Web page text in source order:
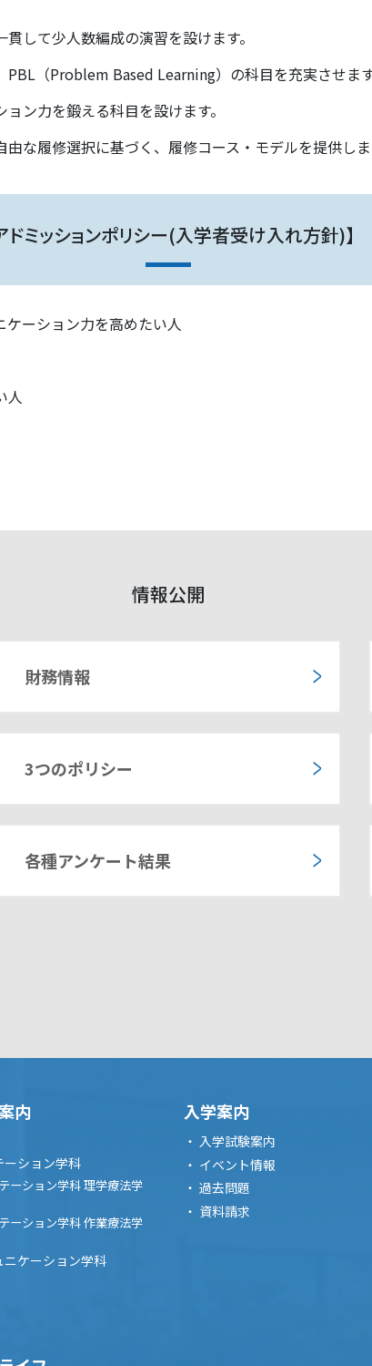
して少人数編成の演習を設けます。
PBL（Problem Based Learning）の科目を充実させま
ン力を鍛える科目を設けます。
な履修選択に基づく、履修コース・モデルを提供し
ドミッションポリシー(入学者受け入れ方針)】
ーション力を高めたい人
人
情報公開
財務情報
3つのポリシー
各種アンケート結果
内
ーション学科
ーション学科 理学療法学
ーション学科 作業療法学
ニケーション学科
入学案内
入学試験案内
イベント情報
過去問題
資料請求